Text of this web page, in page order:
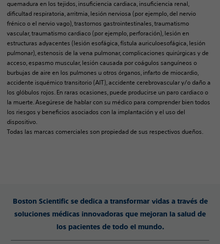
quemadura en los tejidos, insuficiencia cardiaca, insuficiencia renal,
dificultad respiratoria, arritmia, lesión nerviosa (por ejemplo, del nervio
frénico o el nervio vago), trastornos gastrointestinales, traumatismo
vascular, traumatismo cardiaco (por ejemplo, perforación), lesión en
estructuras adyacentes (lesión esofágica, fístula auriculoesofágica, lesión
pulmonar), estenosis de la vena pulmonar, complicaciones quirúrgicas y de
acceso, espasmo muscular, lesión causada por coágulos sanguíneos o
burbujas de aire en los pulmones u otros órganos, infarto de miocardio,
accidente isquémico transitorio (AIT), accidente cerebrovascular y/o daño a
los glóbulos rojos. En raras ocasiones, puede producirse un paro cardiaco o
la muerte. Asegúrese de hablar con su médico para comprender bien todos
los riesgos y beneficios asociados con la implantación y el uso del
dispositivo.
Todas las marcas comerciales son propiedad de sus respectivos dueños.
Boston Scientific se dedica a transformar vidas a través de
soluciones médicas innovadoras que mejoran la salud de
los pacientes de todo el mundo.